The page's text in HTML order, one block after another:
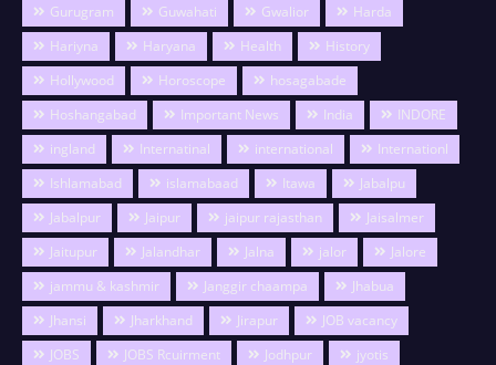
Gurugram
Guwahati Gwalior
Harda
Hariyna
Haryana Health
History
Hollywood
Horoscope
hosagabade
Hoshangabad
Important News India
INDORE
ingland
Internatinal international
Internationl
Ishlamabad
islamabaad Itawa
Jabalpu
Jabalpur
Jaipur jaipur rajasthan
Jaisalmer
Jaitupur
Jalandhar Jalna jalor
Jalore
jammu & kashmir
Janggir chaampa
Jhabua
Jhansi
Jharkhand Jirapur
JOB vacancy
JOBS
JOBS Rcuirment Jodhpur
jyotis